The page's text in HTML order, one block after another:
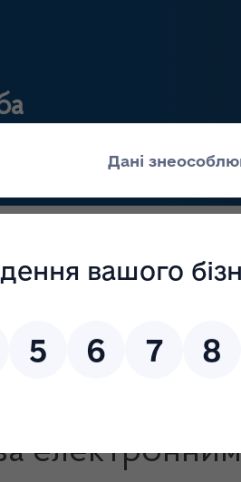
Прес-центр
засобів, крові та
сертифікація
нагляд
лікарських засобів